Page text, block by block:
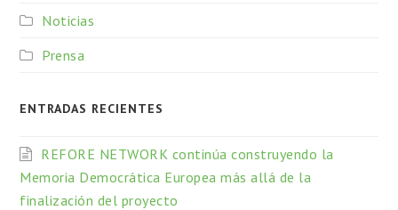
Noticias
Prensa
ENTRADAS RECIENTES
REFORE NETWORK continúa construyendo la
Memoria Democrática Europea más allá de la
finalización del proyecto